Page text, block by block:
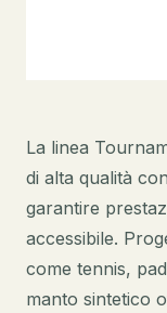
La linea
di alta qualità
garantire
accessibile.
come tennis,
manto sintetico